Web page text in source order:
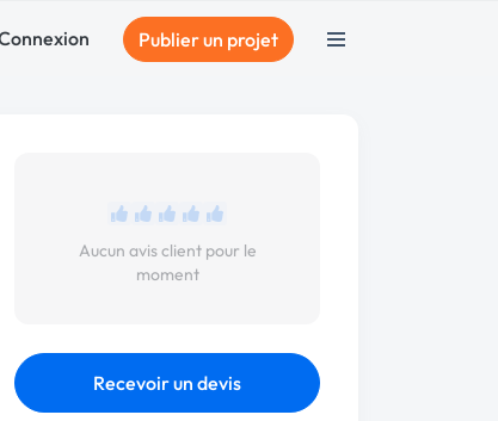
Publier un projet
Aucun avis client pour le
moment
Recevoir un devis